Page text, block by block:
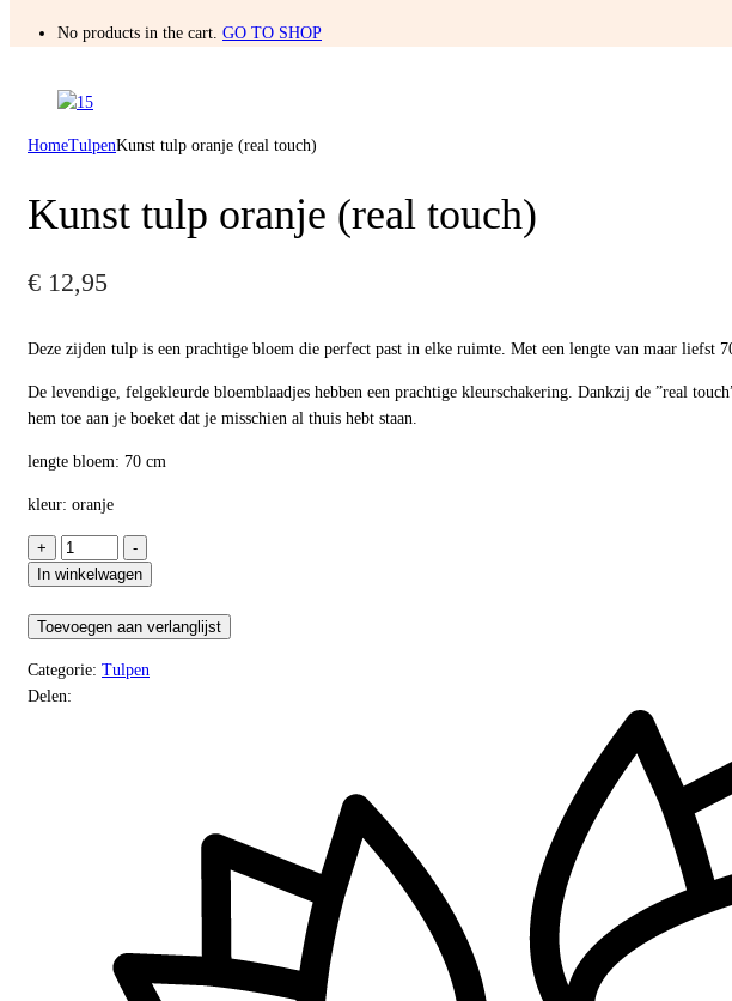
No products in the cart. GO TO SHOP
HomeTulpenKunst tulp oranje (real touch)
Kunst tulp oranje (real touch)
€ 12,95
Deze zijden tulp is een prachtige bloem die perfect past in elke ruimte. Met een lengte van maar liefst
De levendige, felgekleurde bloemblaadjes hebben een prachtige kleurschakering. Dankzij de ”real
hem toe aan je boeket dat je misschien al thuis hebt staan.
lengte bloem: 70 cm
kleur: oranje
+
Kunst
tulp
(real
aantal
-
In winkelwagen
Toevoegen aan verlanglijst
Categorie: Tulpen
Delen: